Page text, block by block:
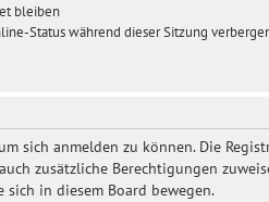
bleiben
Status während dieser Sitzung
sich anmelden zu können. Die
zusätzliche Berechtigungen
in diesem Board bewegen.